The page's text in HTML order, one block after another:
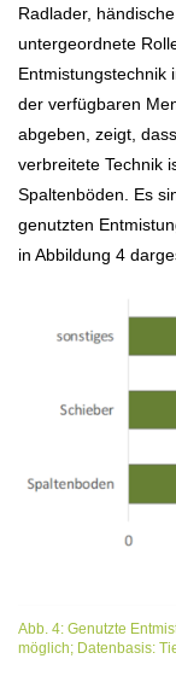
Radlader,
untergeordnete
Entmistungstechnik
der verfügbaren
abgeben, zeigt,
verbreitete Technik
Spaltenböden. Es
genutzten
in Abbildung 4
Abb. 4: Genutzte
möglich; Datenbasis: